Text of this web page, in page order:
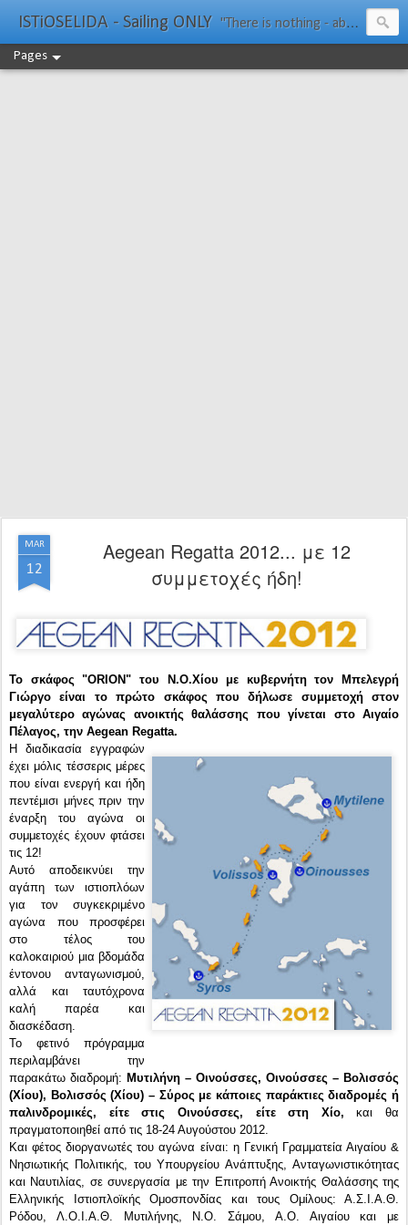
ISTiOSELIDA - Sailing ONLY "There is nothing - absolutely nothing - half so much worth doing as simply messing about in boats." Water Rat, Kenneth Grahame
Pages
MAR
12
Aegean Regatta 2012... με 12
συμμετοχές ήδη!
Το σκάφος "ORION" του N.O.Xίου με κυβερνήτη τον Μπελεγρή
Γιώργο είναι το πρώτο σκάφος που δήλωσε συμμετοχή στον
μεγαλύτερο αγώνας ανοικτής θαλάσσης που γίνεται στο Αιγαίο
Πέλαγος, την Aegean Regatta.
Η διαδικασία εγγραφών
έχει μόλις τέσσερις μέρες
που είναι ενεργή και ήδη
πεντέμισι μήνες πριν την
έναρξη του αγώνα οι
συμμετοχές έχουν φτάσει
τις 12!
Αυτό αποδεικνύει την
αγάπη των ιστιοπλόων
για τον συγκεκριμένο
αγώνα που προσφέρει
στο τέλος του
καλοκαιριού μια βδομάδα
έντονου ανταγωνισμού,
αλλά και ταυτόχρονα
καλή παρέα και
διασκέδαση.
Το φετινό πρόγραμμα
περιλαμβάνει την
παρακάτω διαδρομή: Μυτιλήνη – Οινούσσες, Οινούσσες – Βολισσός
(Χίου), Βολισσός (Χίου) – Σύρος με κάποιες παράκτιες διαδρομές ή
παλινδρομικές, είτε στις Οινούσσες, είτε στη Χίο, και θα
πραγματοποιηθεί από τις 18-24 Αυγούστου 2012.
Και φέτος διοργανωτές του αγώνα είναι: η Γενική Γραμματεία Αιγαίου &
Νησιωτικής Πολιτικής, του Υπουργείου Ανάπτυξης, Ανταγωνιστικότητας
και Ναυτιλίας, σε συνεργασία με την Επιτροπή Ανοικτής Θαλάσσης της
Ελληνικής Ιστιοπλοϊκής Ομοσπονδίας και τους Ομίλους: Α.Σ.Ι.Α.Θ.
Ρόδου, Λ.Ο.Ι.Α.Θ. Μυτιλήνης, Ν.Ο. Σάμου, Α.Ο. Αιγαίου και με